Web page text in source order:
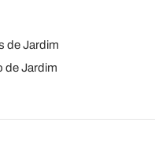
de Jardim
de Jardim